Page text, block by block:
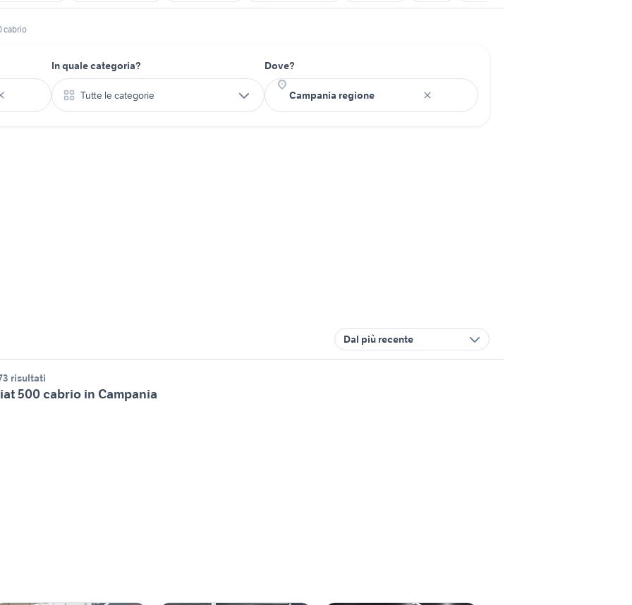
cabrio
In quale categoria?
Tutte le categorie
Dove?
Dal più recente
risultati
500 cabrio in Campania